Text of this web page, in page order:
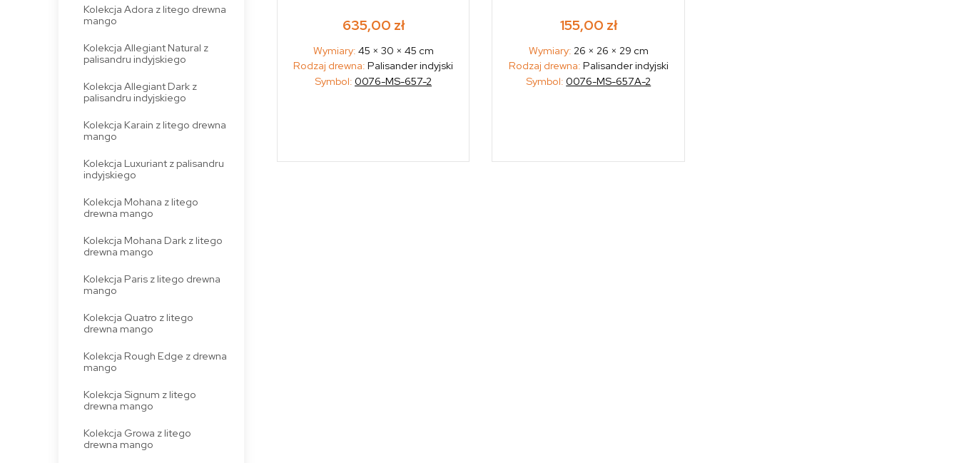
Kolekcja Adora z litego drewna
mango
Kolekcja Allegiant Natural z
palisandru indyjskiego
Kolekcja Allegiant Dark z
palisandru indyjskiego
Kolekcja Karain z litego drewna
mango
Kolekcja Luxuriant z palisandru
indyjskiego
Kolekcja Mohana z litego
drewna mango
Kolekcja Mohana Dark z litego
drewna mango
Kolekcja Paris z litego drewna
mango
Kolekcja Quatro z litego
drewna mango
Kolekcja Rough Edge z drewna
mango
Kolekcja Signum z litego
drewna mango
Kolekcja Growa z litego
drewna mango
635,00 zł
Wymiary: 45 × 30 × 45 cm
Rodzaj drewna: Palisander indyjski
Symbol: 0076-MS-657-2
155,00 zł
Wymiary: 26 × 26 × 29 cm
Rodzaj drewna: Palisander indyjski
Symbol: 0076-MS-657A-2